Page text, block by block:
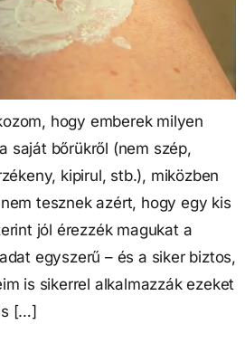
hogy emberek milyen
saját bőrükről (nem szép,
kipirul, stb.), miközben
tesznek azért, hogy egy kis
jól érezzék magukat a
egyszerű – és a siker biztos,
is sikerrel alkalmazzák ezeket
[…]